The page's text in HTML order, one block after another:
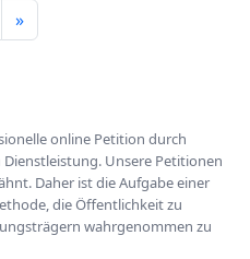
»
online Petition durch
Unsere Petitionen
Daher ist die Aufgabe einer
die Öffentlichkeit zu
wahrgenommen zu